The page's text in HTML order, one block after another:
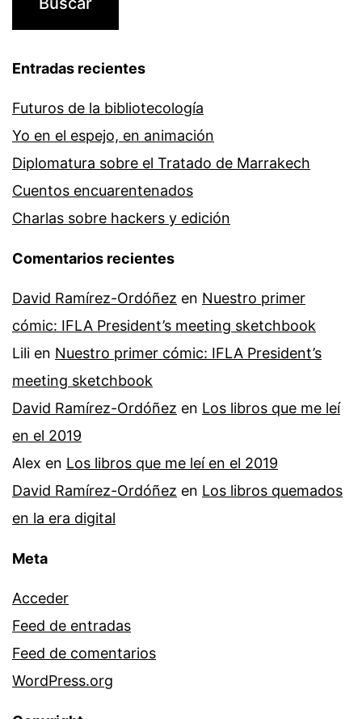
Entradas recientes
Futuros de la bibliotecología
Yo en el espejo, en animación
Diplomatura sobre el Tratado de Marrakech
Cuentos encuarentenados
Charlas sobre hackers y edición
Comentarios recientes
David Ramírez-Ordóñez en Nuestro primer
cómic: IFLA President’s meeting sketchbook
Lili en Nuestro primer cómic: IFLA President’s
meeting sketchbook
David Ramírez-Ordóñez en Los libros que me leí
en el 2019
Alex en Los libros que me leí en el 2019
David Ramírez-Ordóñez en Los libros quemados
en la era digital
Meta
Acceder
Feed de entradas
Feed de comentarios
WordPress.org